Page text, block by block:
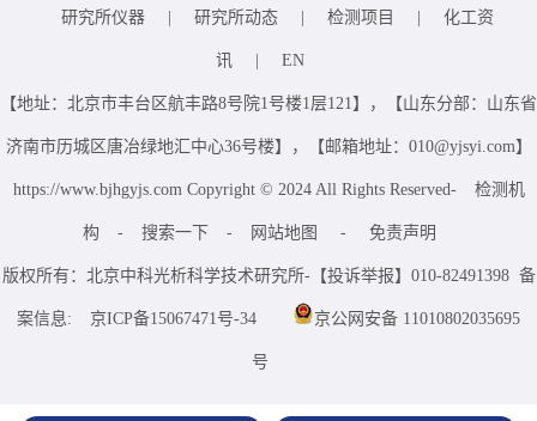
研究所仪器 研究所动态 检测项目 化工资
讯 EN
【地址：北京市丰台区航丰路8号院1号楼1层121】，【山东分部：山东省
济南市历城区唐冶绿地汇中心36号楼】，【邮箱地址：010@yjsyi.com】
https://www.bjhgyjs.com Copyright © 2024 All Rights Reserved- 检测机
构 - 搜索一下 - 网站地图 - 免责声明
版权所有：北京中科光析科学技术研究所-【投诉举报】010-82491398 备
案信息: 京ICP备15067471号-34 京公网安备 11010802035695
号